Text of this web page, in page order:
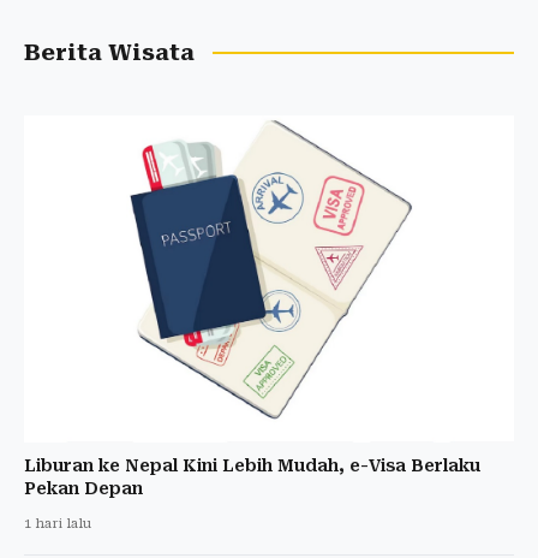
Berita Wisata
Liburan ke Nepal Kini Lebih Mudah, e-Visa Berlaku
Pekan Depan
1 hari lalu